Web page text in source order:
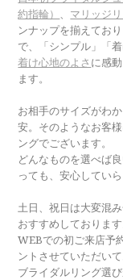
約指輪） 、 マリッジ
ンナップを揃えてお
で、「シンプル」「
着け心地のよさ に感
ます。
お相手のサイズがわ
安。そのようなお客
ングでございます。
どんなものを選べば
っても、安心していら
土日、祝日は大変混
おすすめしております
WEBでの初ご来店予
ントさせていただいて
ブライダルリング選